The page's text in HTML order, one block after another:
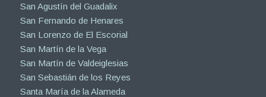
San Agustín del Guadalix
San Fernando de Henares
San Lorenzo de El Escorial
San Martín de la Vega
San Martín de Valdeiglesias
San Sebastián de los Reyes
Santa María de la Alameda